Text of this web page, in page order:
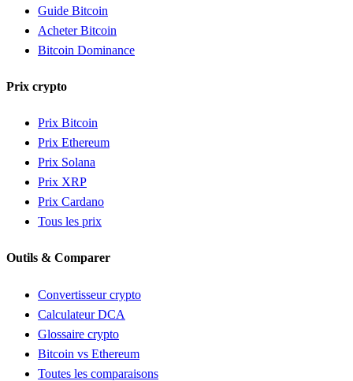
Guide Bitcoin
Acheter Bitcoin
Bitcoin Dominance
Prix crypto
Prix Bitcoin
Prix Ethereum
Prix Solana
Prix XRP
Prix Cardano
Tous les prix
Outils & Comparer
Convertisseur crypto
Calculateur DCA
Glossaire crypto
Bitcoin vs Ethereum
Toutes les comparaisons